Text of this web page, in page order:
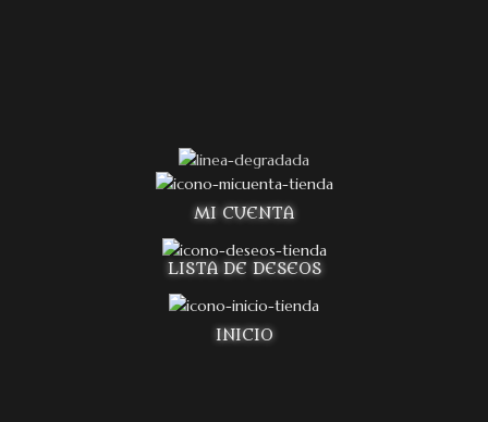
MI CUENTA
LISTA DE DESEOS
INICIO